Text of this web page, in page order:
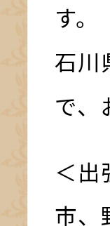
す。
石川
で、
＜出
市、